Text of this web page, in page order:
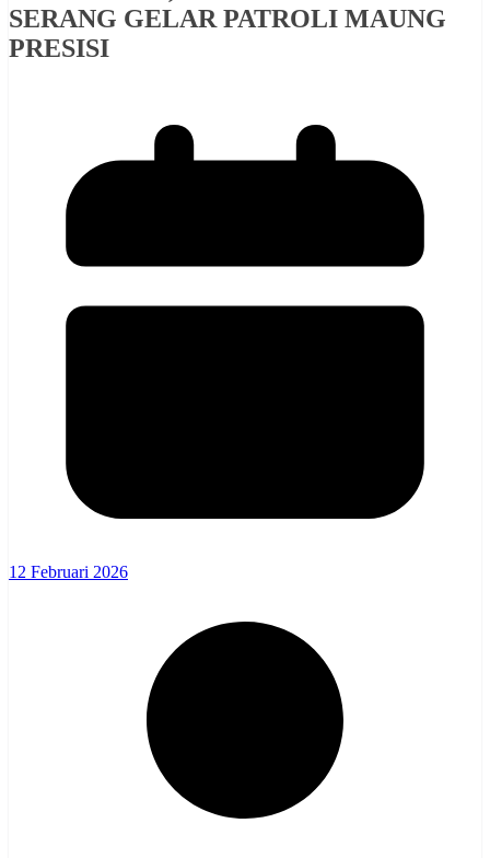
SERANG GELAR PATROLI MAUNG
PRESISI
12 Februari 2026